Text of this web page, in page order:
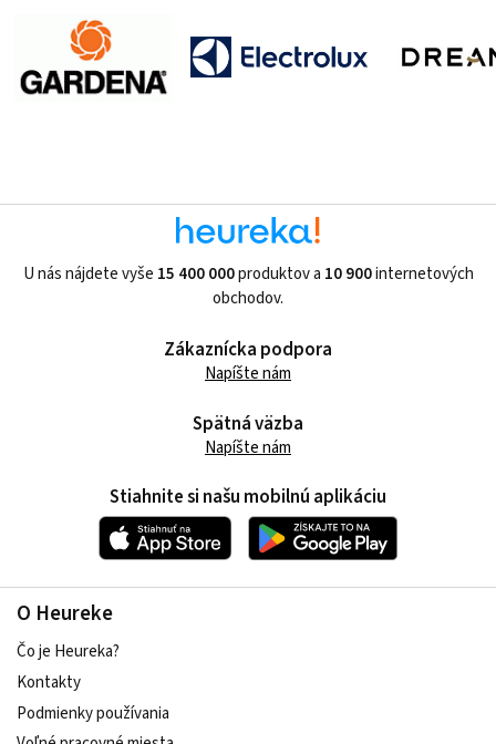
U nás nájdete vyše 15 400 000produktov a 10 900internetových
obchodov.
O Heureke
Čo je Heureka?
Kontakty
Podmienky používania
Zákaznícka podpora
Napíšte nám
Spätná väzba
Napíšte nám
Stiahnite si našu mobilnú aplikáciu